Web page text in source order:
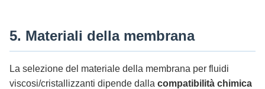
5. Materiali della membrana
La selezione del materiale della membrana per fluidi
viscosi/cristallizzanti dipende dalla compatibilità chimica